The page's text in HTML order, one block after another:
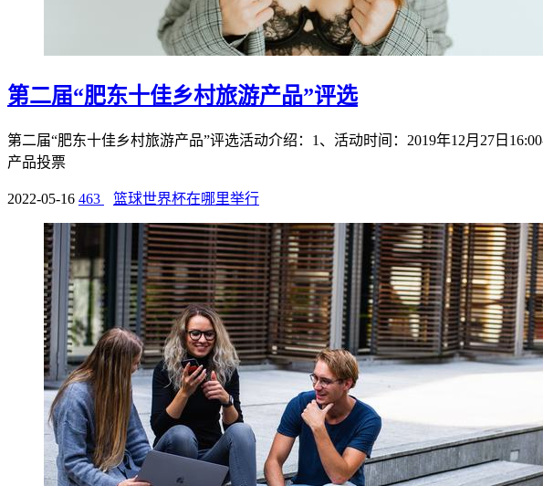
第二届“肥东十佳乡村旅游产品”评选
第二届“肥东十佳乡村旅游产品”评选活动介绍：1、活动时间：2019年12月27日
产品投票
2022-05-16 463 篮球世界杯在哪里举行